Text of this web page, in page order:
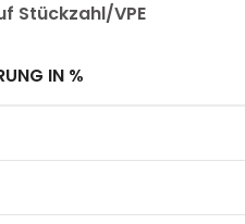
Stückzahl/VPE
IN %